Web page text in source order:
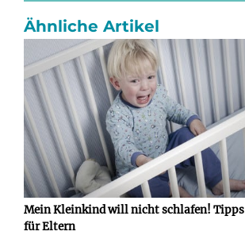
Ähnliche Artikel
Mein Kleinkind will nicht schlafen! Tipps
für Eltern